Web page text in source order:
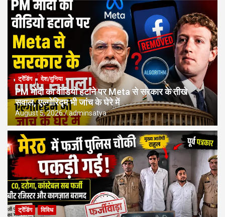
ट्रेंडिंग देश/दुनिया
PM मोदी का वीडियो हटाने पर Meta से सरकार के तीखे
सवाल, एल्गोरिद्म भी जांच के घेरे में
August 5, 2026 adminsatya
ट्रेंडिंग विविध